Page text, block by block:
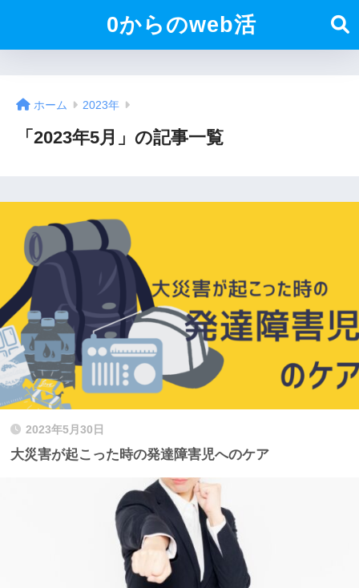
0からのweb活
ホーム 2023年
「2023年5月」の記事一覧
2023年5月30日
大災害が起こった時の発達障害児へのケア